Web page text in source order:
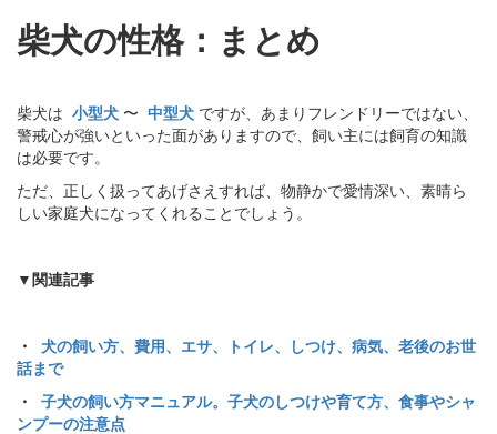
柴犬の性格：まとめ
柴犬は 小型犬 〜 中型犬 ですが、あまりフレンドリーではない、
警戒心が強いといった面がありますので、飼い主には飼育の知識
は必要です。
ただ、正しく扱ってあげさえすれば、物静かで愛情深い、素晴ら
しい家庭犬になってくれることでしょう。
▼関連記事
・ 犬の飼い方、費用、エサ、トイレ、しつけ、病気、老後のお世
話まで
・ 子犬の飼い方マニュアル。子犬のしつけや育て方、食事やシャ
ンプーの注意点